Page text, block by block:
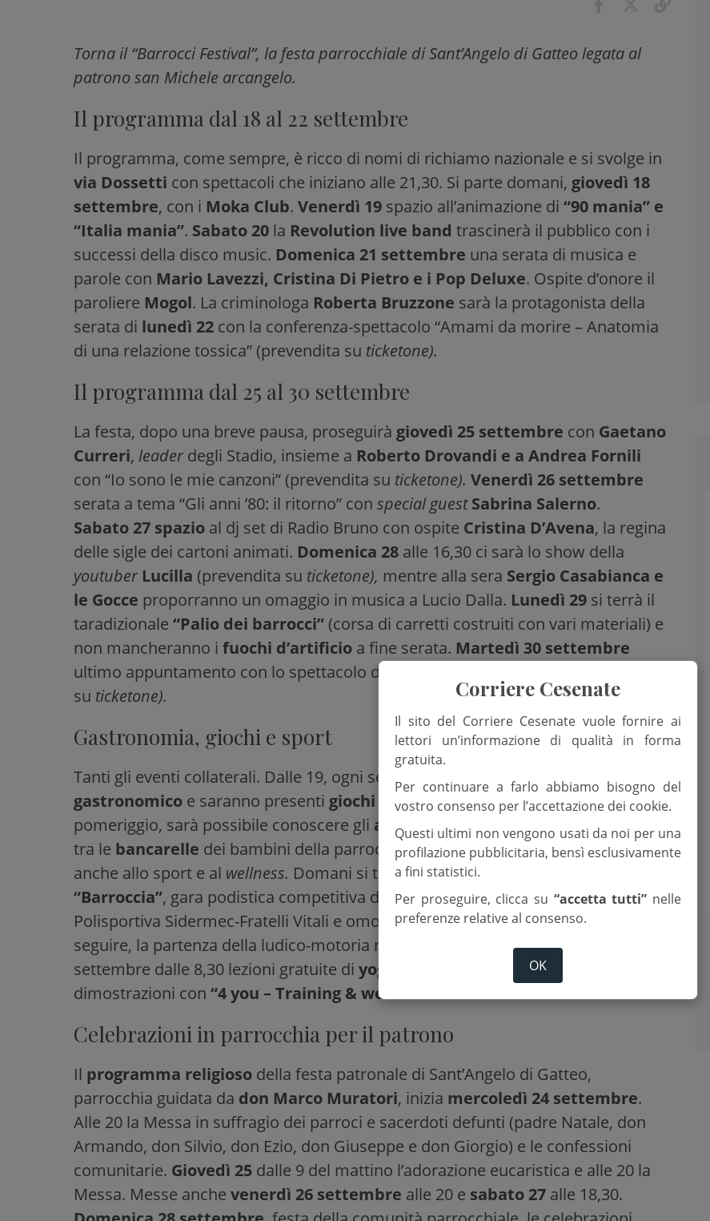
Torna il “Barrocci Festival”, la festa parrocchiale di Sant’Angelo di Gatteo legata al
patrono san Michele arcangelo.
Il programma dal 18 al 22 settembre
Il programma, come sempre, è ricco di nomi di richiamo nazionale e si svolge in
via Dossetti con spettacoli che iniziano alle 21,30. Si parte domani, giovedì 18
settembre, con i Moka Club. Venerdì 19 spazio all’animazione di “90 mania” e
“Italia mania”. Sabato 20 la Revolution live band trascinerà il pubblico con i
successi della disco music. Domenica 21 settembre una serata di musica e
parole con Mario Lavezzi, Cristina Di Pietro e i Pop Deluxe. Ospite d’onore il
paroliere Mogol. La criminologa Roberta Bruzzone sarà la protagonista della
serata di lunedì 22 con la conferenza-spettacolo “Amami da morire – Anatomia
di una relazione tossica” (prevendita su ticketone).
Il programma dal 25 al 30 settembre
La festa, dopo una breve pausa, proseguirà giovedì 25 settembre con Gaetano
Curreri, leaderdegli Stadio, insieme a Roberto Drovandi e a Andrea Fornili
con “Io sono le mie canzoni” (prevendita su ticketone). Venerdì 26 settembre
serata a tema “Gli anni ’80: il ritorno” con special guest Sabrina Salerno.
Sabato 27 spazio al dj set di Radio Bruno con ospite Cristina D’Avena, la regina
delle sigle dei cartoni animati. Domenica 28 alle 16,30 ci sarà lo show della
youtuber Lucilla (prevendita su ticketone), mentre alla sera Sergio Casabianca e
le Gocce proporranno un omaggio in musica a Lucio Dalla. Lunedì 29 si terrà il
taradizionale “Palio dei barrocci” (corsa di carretti costruiti con vari materiali) e
non mancheranno i fuochi d’artificio a fine serata. Martedì 30 settembre
ultimo appuntamento con lo spettacolo dei comici Ale e Franz (prevendita
su ticketone).
Gastronomia, giochi e sport
Tanti gli eventi collaterali. Dalle 19, ogni sera sarà in funzione lo
stand
gastronomico e saranno presenti giochi in legnoper tutti. Domenica 21, al
pomeriggio, sarà possibile conoscere gli animali della fattoria
e passeggiare
tra le bancarelle dei bambini della parrocchia con replica domenica 28. Spazio
anche allo sport e al wellness. Domani si terrà la terza edizione della
“Barroccia”, gara podistica competitiva di 5 chilometri organizzata dall’Asd
Polisportiva Sidermec-Fratelli Vitali e omologata Fidal. Il ritrovo è alle 19. A
seguire, la partenza della ludico-motoria non competitiva. Sabato 20 e 27
settembre dalle 8,30 lezioni gratuite di yoga
nel parco San Michele. Il 21 dalle 16
dimostrazioni con “4 you – Training & wellness studio”
Celebrazioni in parrocchia per il patrono
Il programma religioso della festa patronale di Sant’Angelo di Gatteo,
parrocchia guidata da don Marco Muratori, inizia mercoledì 24 settembre.
Alle 20 la Messa in suffragio dei parroci e sacerdoti defunti (padre Natale, don
Armando, don Silvio, don Ezio, don Giuseppe e don Giorgio) e le confessioni
comunitarie. Giovedì 25 dalle 9 del mattino l’adorazione eucaristica e alle 20 la
Messa. Messe anche venerdì 26 settembre alle 20 e sabato 27 alle 18,30.
Corriere Cesenate
Il sito del Corriere Cesenate vuole fornire ai
lettori un’informazione di qualità in forma
gratuita.
Per continuare a farlo abbiamo bisogno del
vostro consenso per l’accettazione dei cookie.
Questi ultimi non vengono usati da noi per una
profilazione pubblicitaria, bensì esclusivamente
a fini statistici.
Per proseguire, clicca su “accetta tutti” nelle
preferenze relative al consenso.
OK